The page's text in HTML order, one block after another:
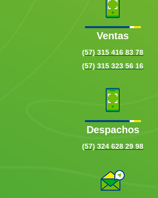
Ventas
(57) 315 416 83 78
(57) 315 323 56 16
Despachos
(57) 324 628 29 98